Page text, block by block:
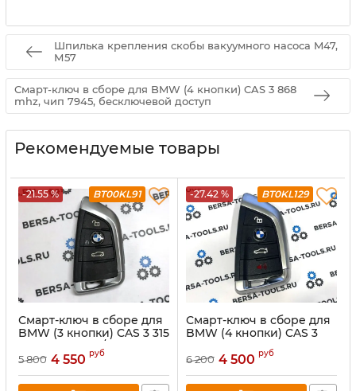
Шпилька крепления скобы вакуумного насоса M47,
М57
Смарт-ключ в сборе для BMW (4 кнопки) CAS 3 868
mhz, чип 7945, бесключевой доступ
Рекомендуемые товары
-21.55 % BT00KL91
Смарт-ключ в сборе для
BMW (3 кнопки) CAS 3 315
mhz, чип 7945/7953,
бесключевой доступ
5 800 4 550 руб
-27.42 % BT0KL129
Смарт-ключ в сборе для
BMW (4 кнопки) CAS 3
315 mhz, чип 7945,
бесключевой доступ
6 200 4 500 руб